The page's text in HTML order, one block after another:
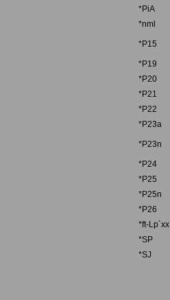
*PiA
*nml
*P15
*P19
*P20
*P21
*P22
*P23a
*P23n
*P24
*P25
*P25n
*P26
*ft-Lp´xx
*SP
*SJ